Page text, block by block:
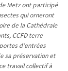
Metz ont participé
qui orneront
de la Cathédrale
CCFD terre
d’entrées
sa préservation et
travail collectif à